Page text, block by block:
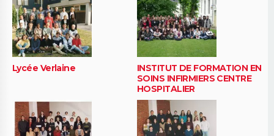
Lycée Verlaine
INSTITUT DE FORMATION EN
SOINS INFIRMIERS CENTRE
HOSPITALIER